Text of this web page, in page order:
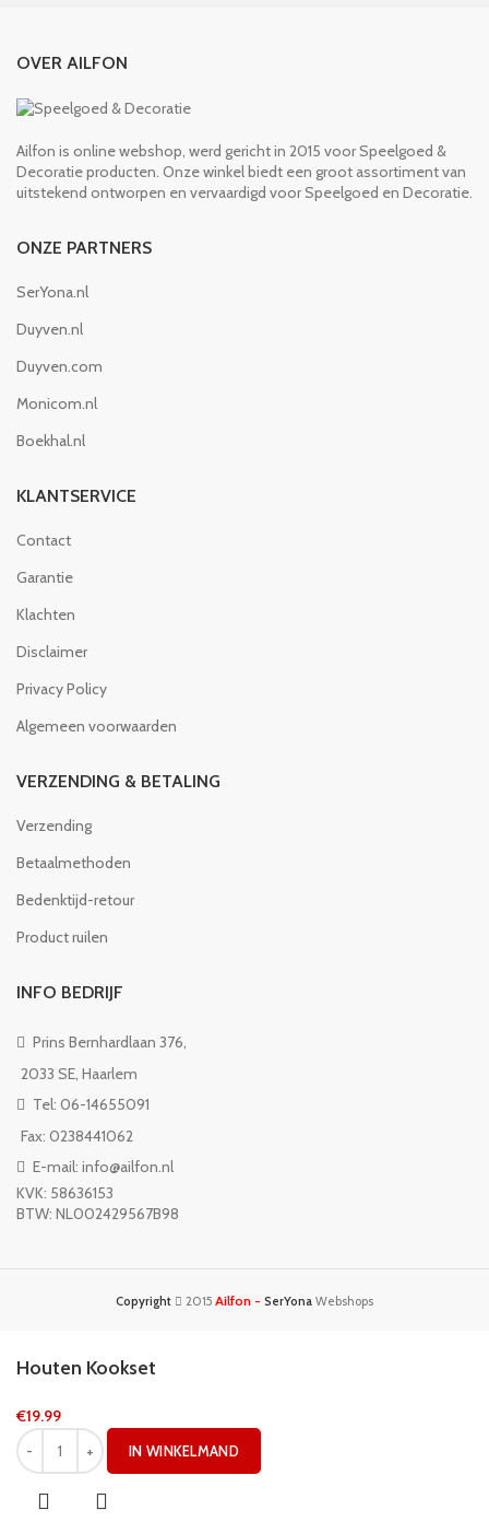
OVER AILFON
Ailfon is online webshop, werd gericht in 2015 voor Speelgoed &
Decoratie producten. Onze winkel biedt een groot assortiment van
uitstekend ontworpen en vervaardigd voor Speelgoed en Decoratie.
ONZE PARTNERS
SerYona.nl
Duyven.nl
Duyven.com
Monicom.nl
Boekhal.nl
KLANTSERVICE
Contact
Garantie
Klachten
Disclaimer
Privacy Policy
Algemeen voorwaarden
VERZENDING & BETALING
Verzending
Betaalmethoden
Bedenktijd-retour
Product ruilen
INFO BEDRIJF
Prins Bernhardlaan 376,
2033 SE, Haarlem
Tel: 06-14655091
Fax: 0238441062
E-mail: info@ailfon.nl
KVK: 58636153
BTW: NL002429567B98
Copyright 2015 Ailfon - SerYona Webshops
Houten Kookset
€19.99
IN WINKELMAND